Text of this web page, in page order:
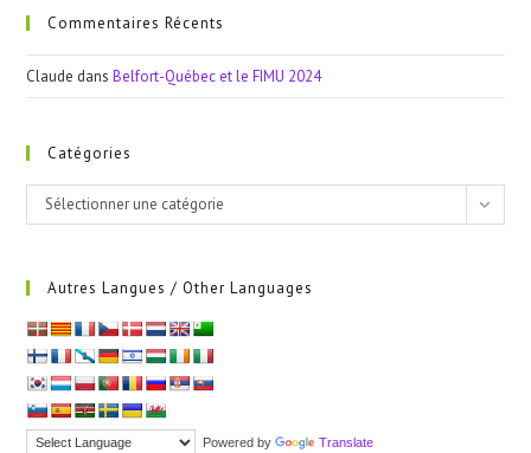
Commentaires Récents
Claude dansBelfort-Québec et le FIMU 2024
Catégories
Catégories
Sélectionner une catégorie
Autres Langues / Other Languages
Powered by Translate